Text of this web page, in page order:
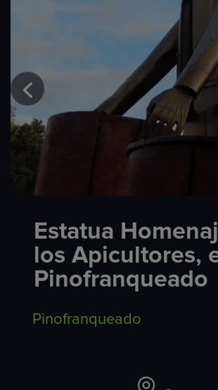
Estatua
los Apicultores,
Pinofranqueado
Pinofranqueado